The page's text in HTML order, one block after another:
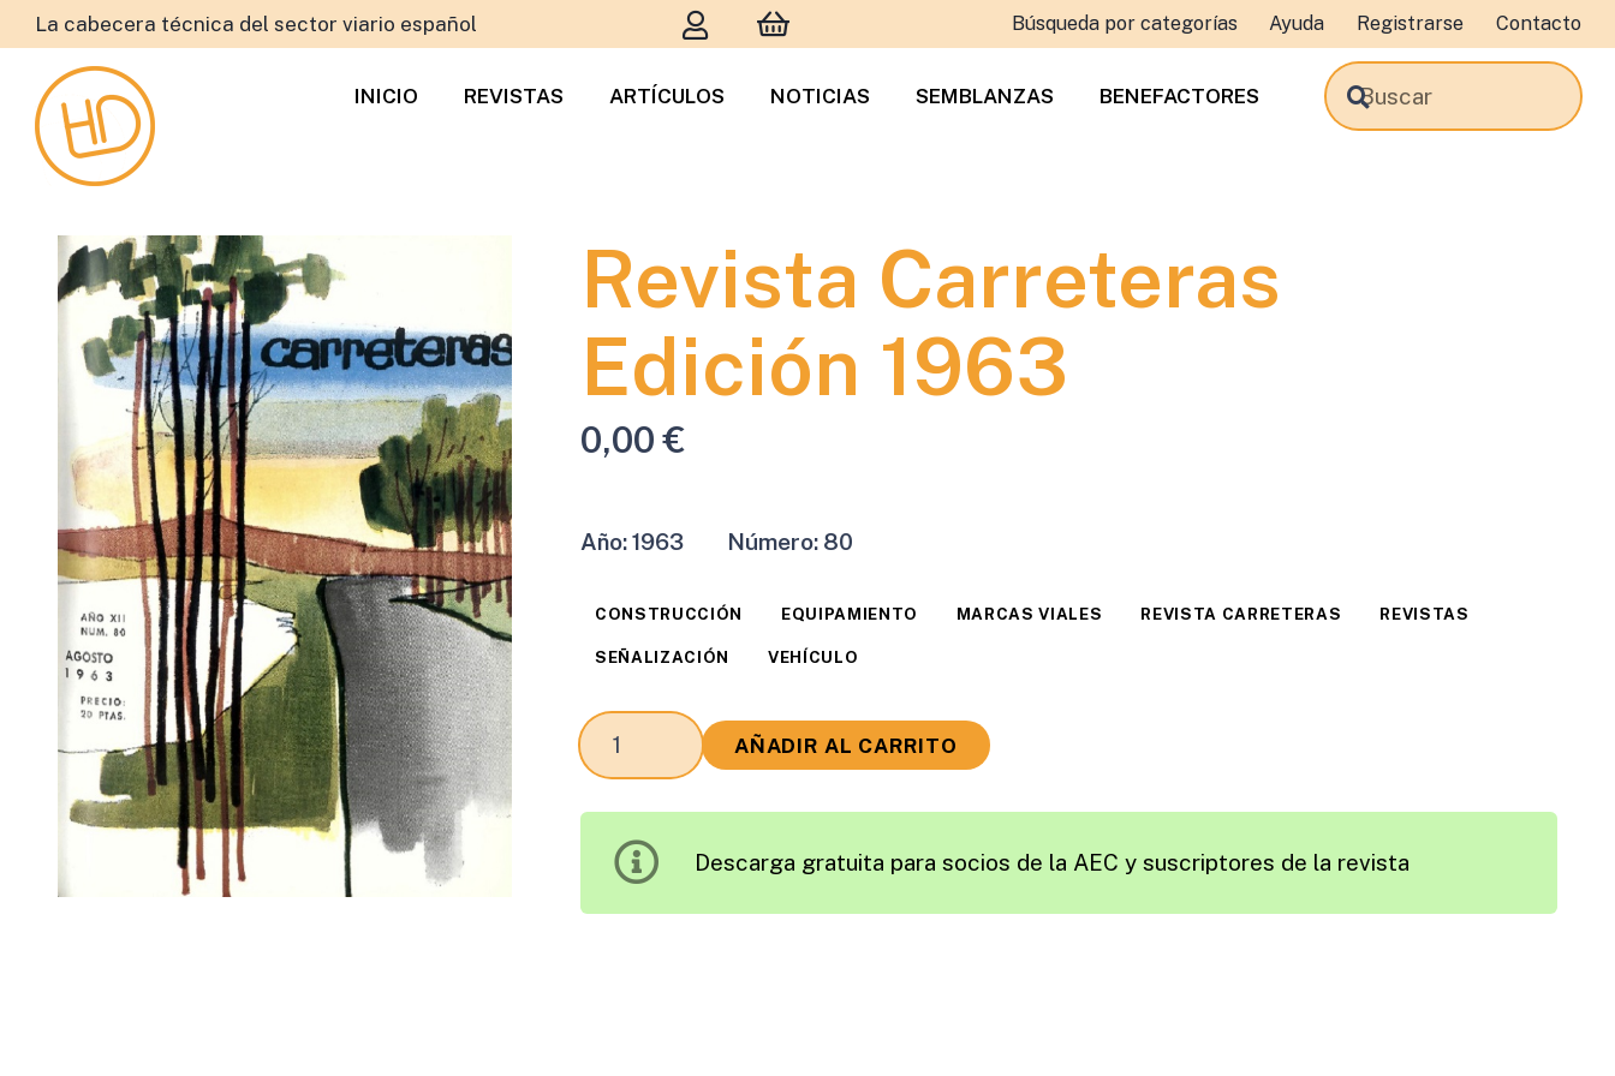
La cabecera técnica del sector viario español Búsqueda por categorías Ayuda Registrarse Contacto
INICIO REVISTAS ARTÍCULOS NOTICIAS SEMBLANZAS BENEFACTORES
Revista Carreteras
Edición 1963
0,00€
Año:1963 Número: 80
CONSTRUCCIÓN EQUIPAMIENTO MARCAS VIALES REVISTA CARRETERAS REVISTAS
SEÑALIZACIÓN VEHÍCULO
Revista
Carreteras
cantidad
AÑADIR AL CARRITO
Descarga gratuita para socios de la AEC y suscriptores de la revista